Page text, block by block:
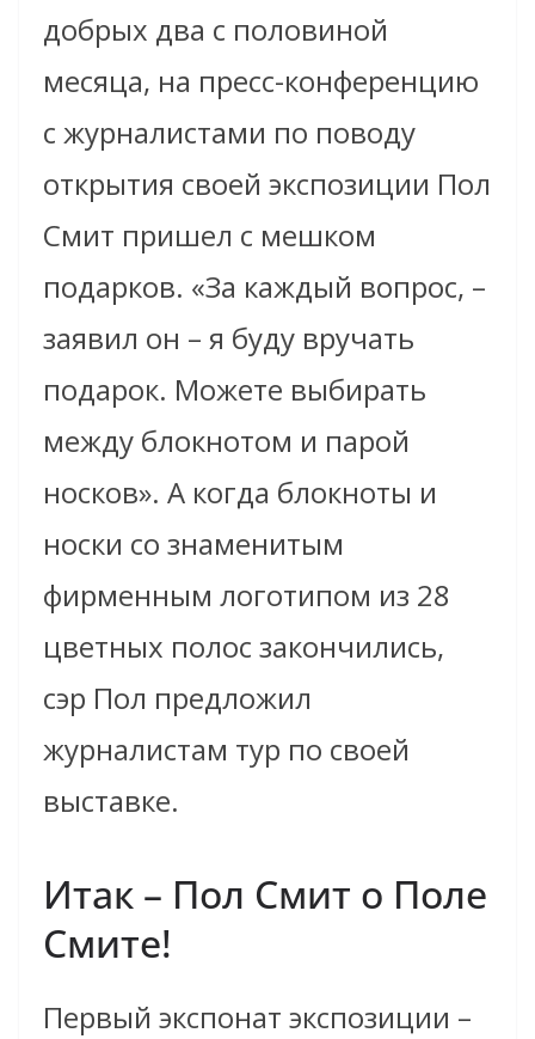
добрых два с половиной
месяца, на пресс-конференцию
с журналистами по поводу
открытия своей экспозиции Пол
Смит пришел с мешком
подарков. «За каждый вопрос, –
заявил он – я буду вручать
подарок. Можете выбирать
между блокнотом и парой
носков». А когда блокноты и
носки со знаменитым
фирменным логотипом из 28
цветных полос закончились,
сэр Пол предложил
журналистам тур по своей
выставке.
Итак – Пол Смит о Поле
Смите!
Первый экспонат экспозиции –